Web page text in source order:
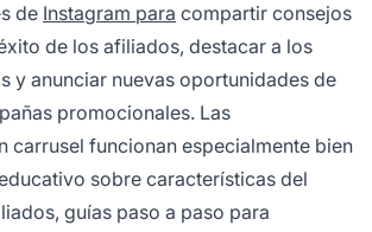
de Instagram para compartir consejos
de los afiliados, destacar a los
y anunciar nuevas oportunidades de
promocionales. Las
carrusel funcionan especialmente bien
sobre características del
guías paso a paso para